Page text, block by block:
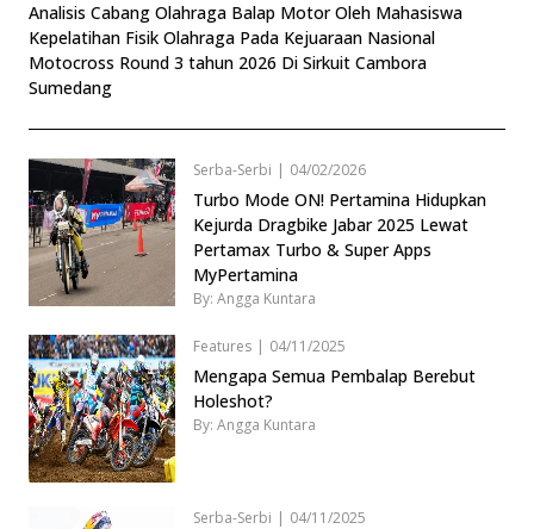
Analisis Cabang Olahraga Balap Motor Oleh Mahasiswa
Kepelatihan Fisik Olahraga Pada Kejuaraan Nasional
Motocross Round 3 tahun 2026 Di Sirkuit Cambora
Sumedang
Serba-Serbi | 04/02/2026
Turbo Mode ON! Pertamina Hidupkan
Kejurda Dragbike Jabar 2025 Lewat
Pertamax Turbo & Super Apps
MyPertamina
By: Angga Kuntara
Features | 04/11/2025
Mengapa Semua Pembalap Berebut
Holeshot?
By: Angga Kuntara
Serba-Serbi | 04/11/2025